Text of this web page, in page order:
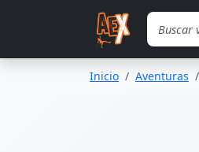
Saltar al contenido principal
Inicio Aventuras